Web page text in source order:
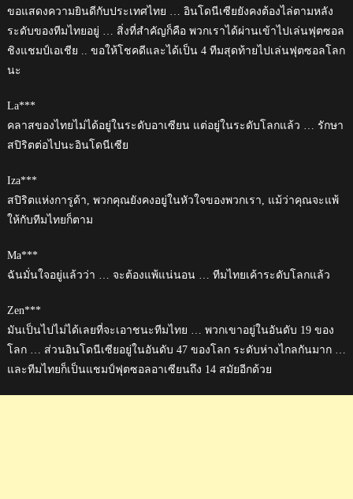
ขอแสดงความยินดีกับประเทศไทย … อินโดนีเซียยังคงต้องไล่ตามหลัง
ระดับของทีมไทยอยู่ … สิ่งที่สำคัญก็คือ พวกเราได้ผ่านเข้าไปเล่นฟุตซอล
ชิงแชมป์เอเชีย .. ขอให้โชคดีและได้เป็น 4 ทีมสุดท้ายไปเล่นฟุตซอลโลก
นะ
La***
คลาสของไทยไม่ได้อยู่ในระดับอาเซียน แต่อยู่ในระดับโลกแล้ว … รักษา
สปิริตต่อไปนะอินโดนีเซีย
Iza***
สปิริตแห่งการูด้า, พวกคุณยังคงอยู่ในหัวใจของพวกเรา, แม้ว่าคุณจะแพ้
ให้กับทีมไทยก็ตาม
Ma***
ฉันมั่นใจอยู่แล้วว่า … จะต้องแพ้แน่นอน … ทีมไทยเค้าระดับโลกแล้ว
Zen***
มันเป็นไปไม่ได้เลยที่จะเอาชนะทีมไทย … พวกเขาอยู่ในอันดับ 19 ของ
โลก … ส่วนอินโดนีเซียอยู่ในอันดับ 47 ของโลก ระดับห่างไกลกันมาก …
และทีมไทยก็เป็นแชมป์ฟุตซอลอาเซียนถึง 14 สมัยอีกด้วย